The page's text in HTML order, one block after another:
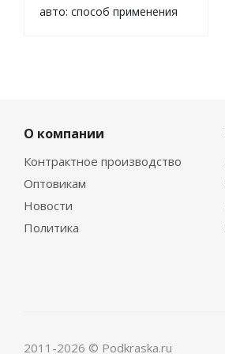
авто: способ применения
О компании
Контрактное производство
Оптовикам
Новости
Политика
2011-2026 © Podkraska.ru